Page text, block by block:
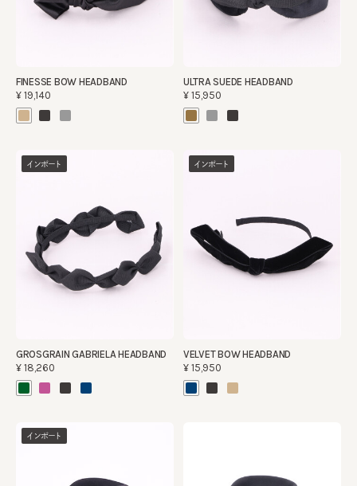
FINESSE BOW HEADBAND
¥19,140
ULTRA SUEDE HEADBAND
¥15,950
インポート
GROSGRAIN GABRIELA HEADBAND
¥18,260
インポート
VELVET BOW HEADBAND
¥15,950
インポート